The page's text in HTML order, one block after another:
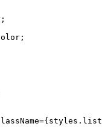
={styles . list